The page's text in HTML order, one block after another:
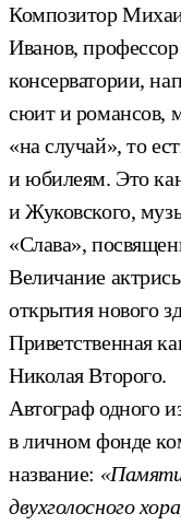
Композитор
Иванов,
консерватории,
сюит и романсов,
«на случай», то
и юбилеям. Это
и Жуковского,
«Слава»,
Величание
открытия нового
Приветственная
Николая Второго.
Автограф одного
в личном фонде
название:
двухголосного